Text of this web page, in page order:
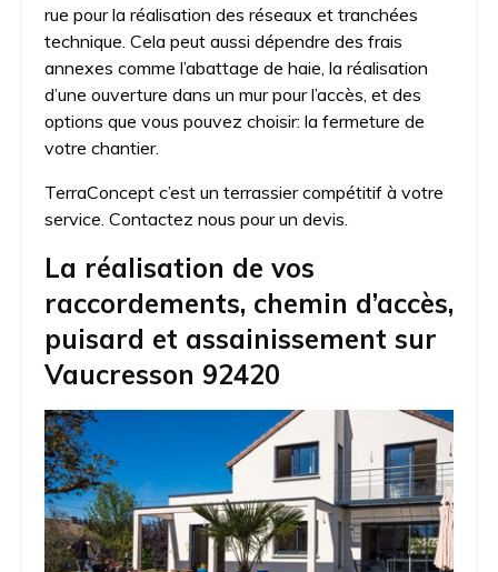
rue pour la réalisation des réseaux et tranchées
technique. Cela peut aussi dépendre des frais
annexes comme l’abattage de haie, la réalisation
d’une ouverture dans un mur pour l’accès, et des
options que vous pouvez choisir: la fermeture de
votre chantier.
TerraConcept c’est un terrassier compétitif à votre
service. Contactez nous pour un devis.
La réalisation de vos
raccordements, chemin d’accès,
puisard et assainissement sur
Vaucresson 92420